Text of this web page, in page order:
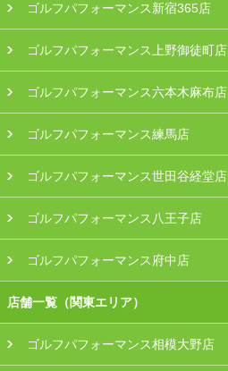
ゴルフパフォーマンス新宿365店
ゴルフパフォーマンス上野御徒町店
ゴルフパフォーマンス六本木麻布店
ゴルフパフォーマンス練馬店
ゴルフパフォーマンス世田谷経堂店
ゴルフパフォーマンス八王子店
ゴルフパフォーマンス府中店
店舗一覧（関東エリア）
ゴルフパフォーマンス相模大野店